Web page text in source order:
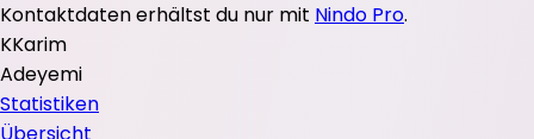
Kontaktdaten erhältst du nur mit Nindo Pro.
KKarim
Adeyemi
Statistiken